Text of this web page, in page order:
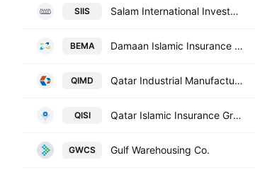
SIIS Salam International Investment Ltd.
BEMA Damaan Islamic Insurance Company (Beema)
QIMD Qatar Industrial Manufacturing Co.
QISI Qatar Islamic Insurance Group
GWCS Gulf Warehousing Co.